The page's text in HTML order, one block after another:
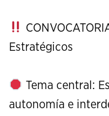
Estratégicos
Tema central:
autonomía e